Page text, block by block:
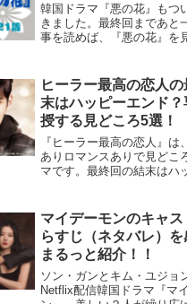
韓国ドラマ『悪の花』もつ
きました。最終回まであと
事を読めば、『悪の花』を
ヒーラー最高の恋人
末はハッピーエンド
授する見どころ5選！
『ヒーラー最高の恋人』は
ありロマンスありで見どこ
マです。最終回の結末はハ
ドラマを見てきた私がおス
『ヒーラー最高の恋人』...
マイデーモンのキャ
らすじ（ネタバレ）
まるっと紹介！！
ソン・ガンとキム・ユジョ
Netflix配信韓国ドラマ『マ